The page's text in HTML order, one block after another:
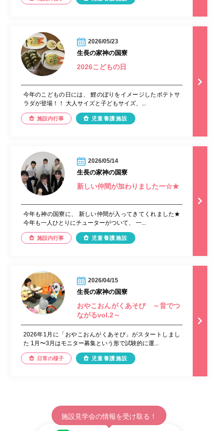
2026/05/23
生長の家神の国寮
2026こどもの日
今年のこどもの日には、 鯉のぼりをイメージしたポテトサ
ラダが登場！！ 大人サイズと子どもサイズ、...
施設内行事 児童養護施設
2026/05/14
生長の家神の国寮
新しい仲間が加わりましたー☆★
今年も神の国寮に、 新しい仲間が入ってきてくれました★
今年も一人ひとりにチューターがついて、 一...
施設内行事 児童養護施設
2026/04/15
生長の家神の国寮
おやこおんがくあそび ～音でつ
ながるvol.2～
2026年1月に「おやこおんがくあそび」がスタートしまし
た 1月〜3月はモニター募集という形で試験的に運...
日常の様子 児童養護施設
施設見学会の情報を受け取る！